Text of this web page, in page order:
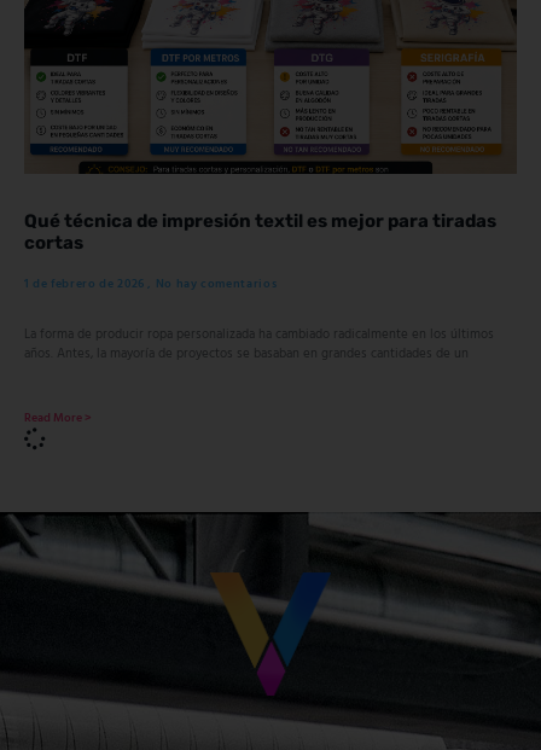
Qué técnica de impresión textil es mejor para tiradas
cortas
1 de febrero de 2026 No hay comentarios
La forma de producir ropa personalizada ha cambiado radicalmente en los últimos
años. Antes, la mayoría de proyectos se basaban en grandes cantidades de un
Read More >